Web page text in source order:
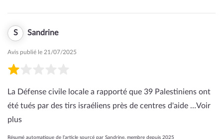
S Sandrine
Avis publié le 21/07/2025
La Défense civile locale a rapporté que 39 Palestiniens ont
été tués par des tirs israéliens près de centres d'aide …Voir
plus
Résumé automatique de l’article sourcé par Sandrine, membre depuis 2025